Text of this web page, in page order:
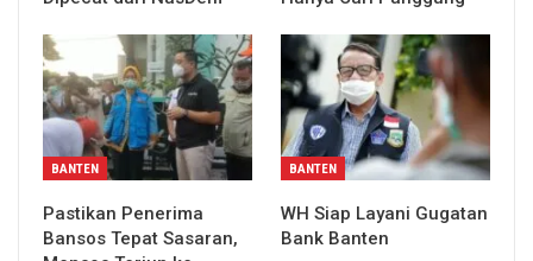
BANTEN
Pastikan Penerima
Bansos Tepat Sasaran,
BANTEN
WH Siap Layani Gugatan
Bank Banten